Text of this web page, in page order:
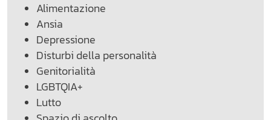
Alimentazione
Ansia
Depressione
Disturbi della personalità
Genitorialità
LGBTQIA+
Lutto